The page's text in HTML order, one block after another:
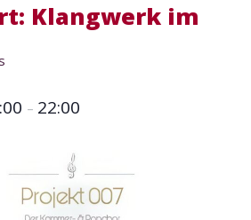
Klangwerk im
– 22:00